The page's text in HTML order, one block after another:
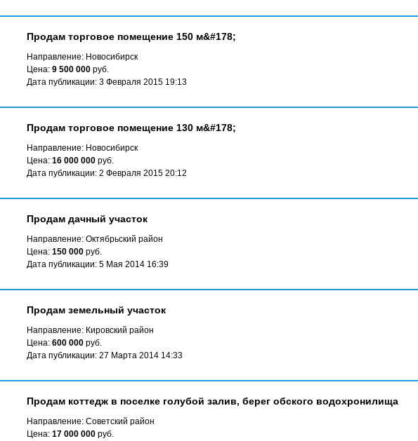
Продам торговое помещение 150 м&#178;
Направление: Новосибирск
Цена: 9 500 000 руб.
Дата публикации: 3 Февраля 2015 19:13
Продам торговое помещение 130 м&#178;
Направление: Новосибирск
Цена: 16 000 000 руб.
Дата публикации: 2 Февраля 2015 20:12
Продам дачный участок
Направление: Октябрьский район
Цена: 150 000 руб.
Дата публикации: 5 Мая 2014 16:39
Продам земельный участок
Направление: Кировский район
Цена: 600 000 руб.
Дата публикации: 27 Марта 2014 14:33
Продам коттедж в поселке голубой залив, берег обского водохронилища
Направление: Советский район
Цена: 17 000 000 руб.